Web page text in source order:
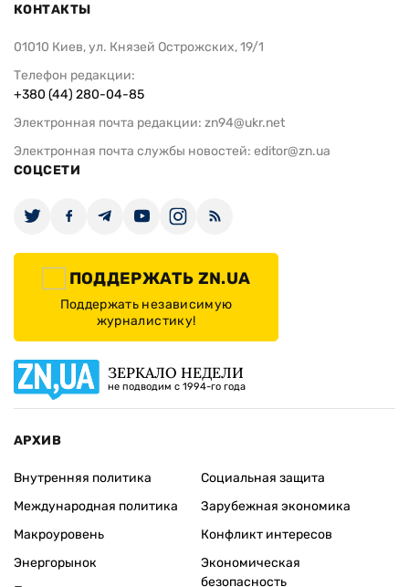
КОНТАКТЫ
01010 Киев, ул. Князей Острожских, 19/1
Телефон редакции:
+380 (44) 280-04-85
Электронная почта редакции: zn94@ukr.net
Электронная почта службы новостей: editor@zn.ua
СОЦСЕТИ
ПОДДЕРЖАТЬ ZN.UA
Поддержать независимую
журналистику!
ЗЕРКАЛО НЕДЕЛИ
не подводим с 1994-го года
АРХИВ
Внутренняя политика
Международная политика
Макроуровень
Энергорынок
Социальная защита
Зарубежная экономика
Конфликт интересов
Экономическая
безопасность